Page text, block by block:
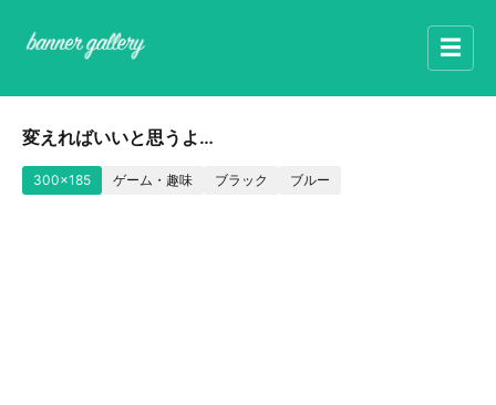
☰
変えればいいと思うよ…
300x185 ゲーム・趣味 ブラック ブルー